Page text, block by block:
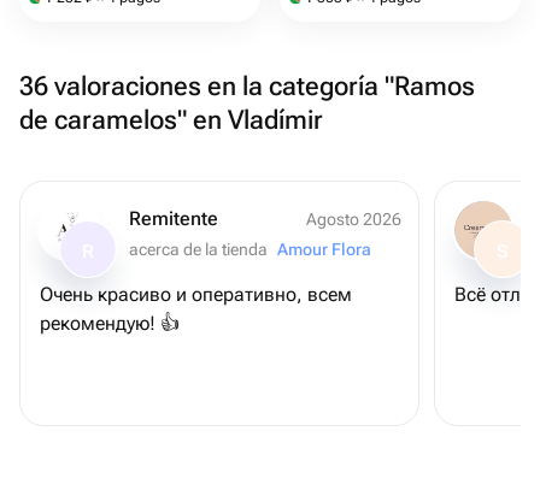
36 valoraciones en la categoría "Ramos
de caramelos" en Vladímir
Remitente
Agosto 2026
acerca de la tienda Amour Flora
Очень красиво и оперативно, всем
рекомендую! 👍
S
Всё